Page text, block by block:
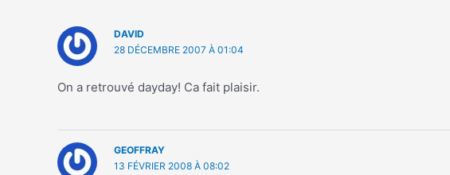
DAVID
28 DÉCEMBRE 2007 À 01:04
On a retrouvé dayday! Ca fait plaisir.
GEOFFRAY
13 FÉVRIER 2008 À 08:02